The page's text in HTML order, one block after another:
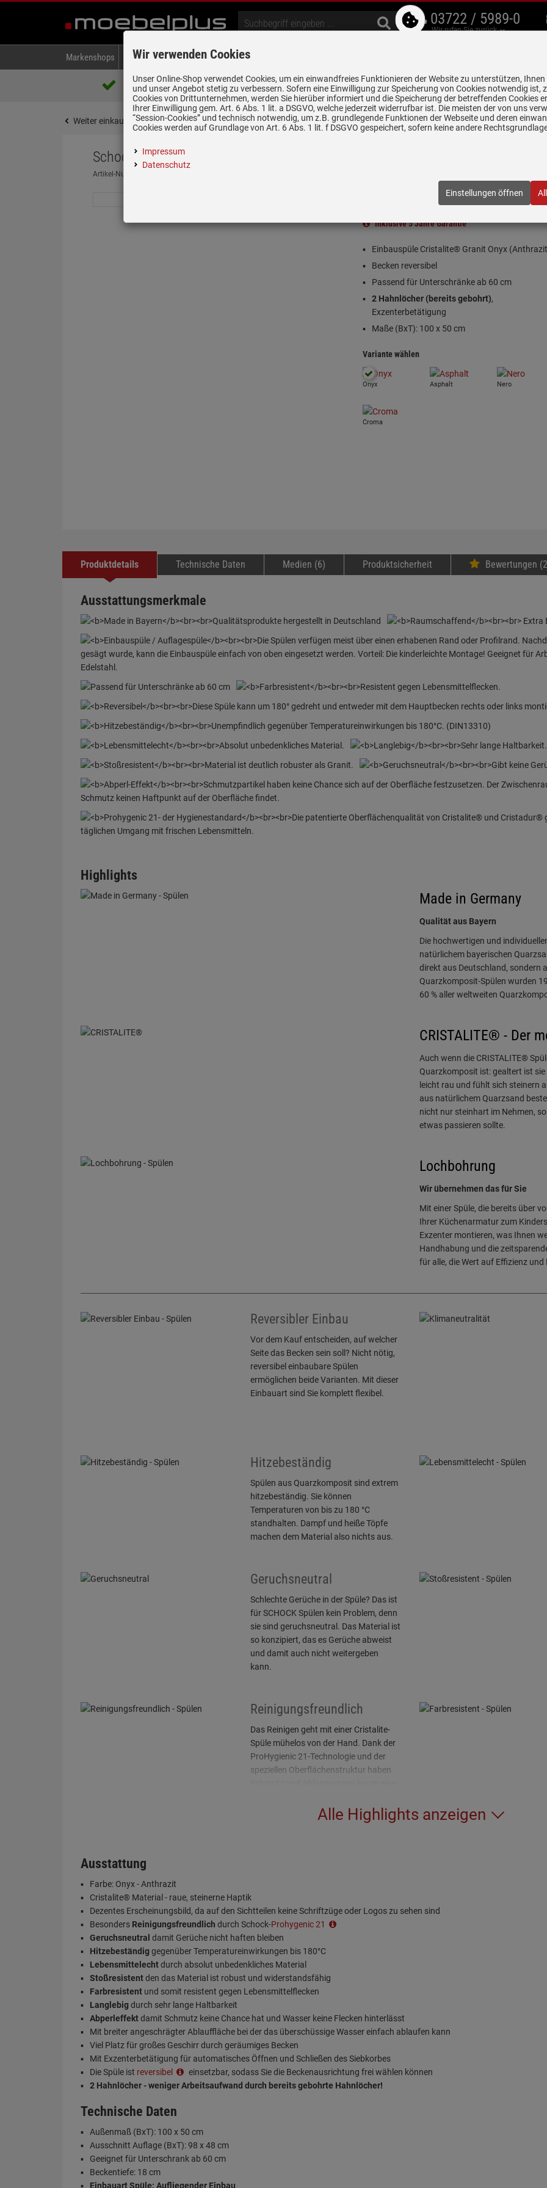
03722 / 5989-0
Wir rufen Sie zurück
Markenshops Backen & Kochen Kühlen & Gefrieren
Über 85.000 positive Bewertungen
auf eBay, Amazon und Trusted Shops
5 Jahre Garantie auf
alle gekennzeichneten Produkte
Weiter einkaufen Startseite Spülen & Armaturen Granitspülen Schock Superb D-100L A Onyx - SUPD100LAGON
Schock Superb D-100L A Onyx - SUPD100LAGON Granitspüle
Artikel-Nummer:
Inklusive 5 Jahre Garantie
Einbauspüle Cristalite® Granit Onyx
Becken reversibel
Passend für Unterschränke ab 60 cm
2 Hahnlöcher (bereits gebohrt),
Exzenterbetätigung
Maße (BxT): 100 x 50 cm
Variante wählen
Onyx Asphalt Nero
Croma
Produktdetails Technische Daten Medien (6) Produktsicherheit Bewertungen
Ausstattungsmerkmale
Highlights
Made in Germany
Qualität aus Bayern
Die hochwertigen und
natürlichem bayerischen
direkt aus Deutschland, sondern
Quarzkomposit-Spülen wurden
60 % aller weltweiten
CRISTALITE® - Der
Auch wenn die CRISTALITE®
Quarzkomposit ist: gealtert ist sie
leicht rau und fühlt sich steinern
aus natürlichem Quarzsand
nicht nur steinhart im Nehmen,
etwas passieren sollte.
Lochbohrung
Wir übernehmen das für Sie
Mit einer Spüle, die bereits über
Ihrer Küchenarmatur zum
Exzenter montieren, was Ihnen
Handhabung und die
für alle, die Wert auf Effizienz
Reversibler Einbau
Vor dem Kauf entscheiden, auf welcher
Seite das Becken sein soll? Nicht nötig,
reversibel einbaubare Spülen
ermöglichen beide Varianten. Mit dieser
Einbauart sind Sie komplett flexibel.
Hitzebeständig
Spülen aus Quarzkomposit sind extrem
hitzebeständig. Sie können
Temperaturen von bis zu 180 °C
standhalten. Dampf und heiße Töpfe
machen dem Material also nichts aus.
Geruchsneutral
Schlechte Gerüche in der Spüle? Das ist
für SCHOCK Spülen kein Problem, denn
sie sind geruchsneutral. Das Material ist
so konzipiert, das es Gerüche abweist
und damit auch nicht weitergeben
kann.
Reinigungsfreundlich
Das Reinigen geht mit einer Cristalite-
Spüle mühelos von der Hand. Dank der
ProHygienic 21-Technologie und der
speziellen Oberflächenstruktur haben
Bakterien nicht auf der Oberfläche
festsetzen können. Dadurch lassen sie
sich leicht reinigen, oft reicht schon
Wasser und Spülmittel.
Alle Highlights anzeigen
Ausstattung
Farbe: Onyx - Anthrazit
Cristalite® Material - raue, steinerne Haptik
Dezentes Erscheinungsbild, da auf den Sichtteilen keine Schriftzüge oder Logos zu sehen sind
Besonders Reinigungsfreundlich durch Schock-Prohygenic 21
Geruchsneutral damit Gerüche nicht haften bleiben
Hitzebeständiggegenüber Temperatureinwirkungen bis 180°C
Lebensmittelechtdurch absolut unbedenkliches Material
Stoßresistentden das Material ist robust und widerstandsfähig
Farbresistent und somit resistent gegen Lebensmittelflecken
Langlebigdurch sehr lange Haltbarkeit
Abperleffektdamit Schmutz keine Chance hat und Wasser keine Flecken hinterlässt
Mit breiter angeschrägter Ablauffläche bei der das überschüssige Wasser einfach ablaufen kann
Viel Platz für großes Geschirr durch geräumiges Becken
Mit Exzenterbetätigung für automatisches Öffnen und Schließen des Siebkorbes
Die Spüle ist reversibel
einsetzbar, sodass Sie die Beckenausrichtung frei wählen können
2 Hahnlöcher - weniger Arbeitsaufwand durch bereits gebohrte Hahnlöcher!
Technische Daten
Außenmaß (BxT): 100 x 50 cm
Ausschnitt Auflage (BxT): 98 x 48 cm
Geeignet für Unterschrank ab 60 cm
Beckentiefe: 18 cm
Einbauart Spüle: Aufliegender Einbau
Wir verwenden Cookies
Unser Online-Shop verwendet Cookies, um ein einwandfreies Funktionieren der Website zu unterstützen,
und unser Angebot stetig zu verbessern. Sofern eine Einwilligung zur Speicherung von Cookies notwendig ist,
Cookies von Drittunternehmen, werden Sie hierüber informiert und die Speicherung der betreffenden Cookies
Ihrer Einwilligung gem. Art. 6 Abs. 1 lit. a DSGVO, welche jederzeit widerrufbar ist. Die meisten der von uns
“Session-Cookies” und technisch notwendig, um z.B. grundlegende Funktionen der Webseite und deren
Cookies werden auf Grundlage von Art. 6 Abs. 1 lit. f DSGVO gespeichert, sofern keine andere
Impressum
Datenschutz
Einstellungen öffnen